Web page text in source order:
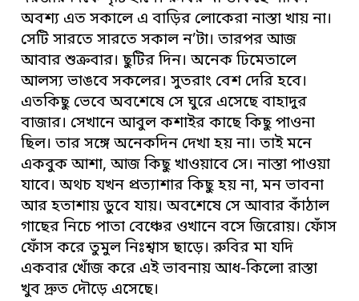
অবশ্য এত সকালে এ বাড়ির লোকেরা নাস্তা খায় না।
সেটি সারতে সারতে সকাল ন’টা। তারপর আজ
আবার শুক্রবার। ছুটির দিন। অনেক ঢিমেতালে
আলস্য ভাঙবে সকলের। সুতরাং বেশ দেরি হবে।
এতকিছু ভেবে অবশেষে সে ঘুরে এসেছে বাহাদুর
বাজার। সেখানে আবুল কশাইর কাছে কিছু পাওনা
ছিল। তার সঙ্গে অনেকদিন দেখা হয় না। তাই মনে
একবুক আশা, আজ কিছু খাওয়াবে সে। নাস্তা পাওয়া
যাবে। অথচ যখন প্রত্যাশার কিছু হয় না, মন ভাবনা
আর হতাশায় ডুবে যায়। অবশেষে সে আবার কাঁঠাল
গাছের নিচে পাতা বেঞ্চের ওখানে বসে জিরোয়। ফোঁস
ফোঁস করে তুমুল নিঃশ্বাস ছাড়ে। রুবির মা যদি
একবার খোঁজ করে এই ভাবনায় আধ-কিলো রাস্তা
খুব দ্রুত দৌড়ে এসেছে।